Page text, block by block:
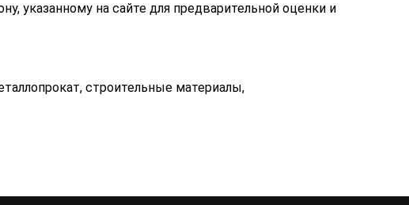
указанному на сайте для предварительной оценки и
строительные материалы,